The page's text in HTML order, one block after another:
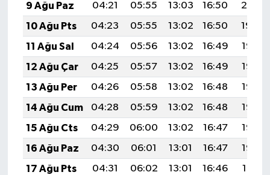
9 Ağu Paz
04:21 05:55 13:03 16:50
20:01
10 Ağu Pts
04:23 05:55 13:02 16:50
19:59
11 Ağu Sal
04:24 05:56 13:02 16:49
19:58
12 Ağu Çar
04:25 05:57 13:02 16:49
19:57
13 Ağu Per
04:26 05:58 13:02 16:48
19:56
14 Ağu Cum
04:28 05:59 13:02 16:48
19:55
15 Ağu Cts
04:29 06:00 13:02 16:47
19:53
16 Ağu Paz
04:30 06:01 13:01 16:47
19:52
17 Ağu Pts
04:31 06:02 13:01 16:46
19:51